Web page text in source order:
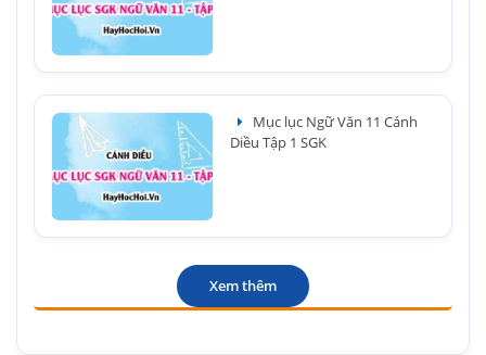
Mục lục Ngữ Văn 11 Cánh
Diều Tập 1 SGK
Xem thêm